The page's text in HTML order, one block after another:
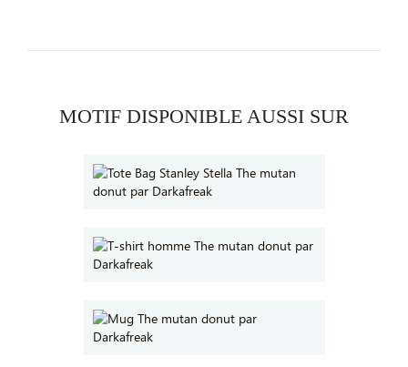
MOTIF DISPONIBLE AUSSI SUR